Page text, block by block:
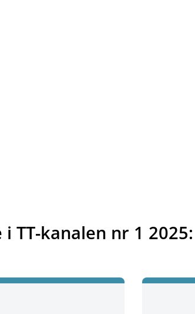
i TT-kanalen nr 1 2025: